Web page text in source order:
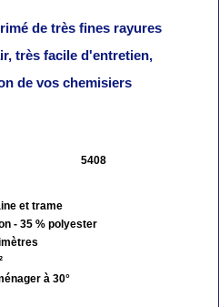
de très fines rayures
très facile d'entretien,
de vos chemisiers
5408
et trame
- 35 % polyester
à 30°